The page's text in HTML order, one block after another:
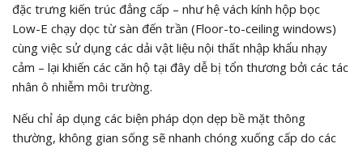
đặc trưng kiến trúc đẳng cấp – như hệ vách kính hộp bọc
Low-E chạy dọc từ sàn đến trần (Floor-to-ceiling windows)
cùng việc sử dụng các dải vật liệu nội thất nhập khẩu nhạy
cảm – lại khiến các căn hộ tại đây dễ bị tổn thương bởi các tác
nhân ô nhiễm môi trường.
Nếu chỉ áp dụng các biện pháp dọn dẹp bề mặt thông
thường, không gian sống sẽ nhanh chóng xuống cấp do các